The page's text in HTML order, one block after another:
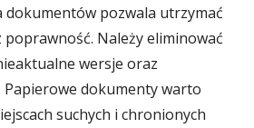
pozwala utrzymać
Należy eliminować
wersje oraz
Papierowe dokumenty warto
suchych i chronionych